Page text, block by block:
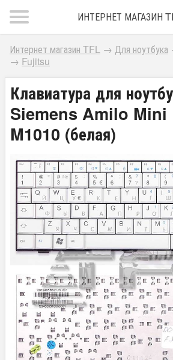
ИНТЕРНЕТ МАГАЗИН
Интернет магазин TFL → Для ноутбука
→ Fujitsu
Клавиатура для
Siemens Amilo Mini
M1010 (белая)